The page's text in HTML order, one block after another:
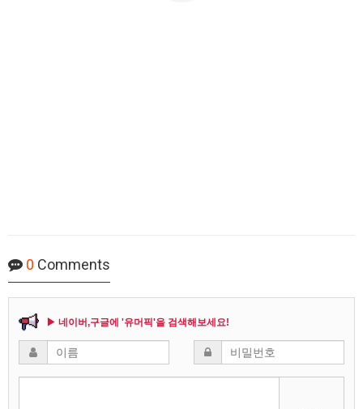
0 Comments
▶ 네이버,구글에 '유머픽'을 검색해보세요!